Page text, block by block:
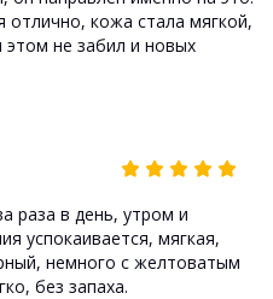
отлично, кожа стала мягкой,
не забил и новых
раза в день, утром и
успокаивается, мягкая,
немного с желтоватым
без запаха.